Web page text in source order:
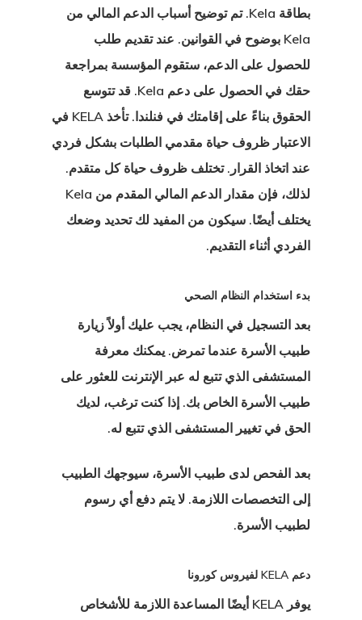
بطاقة Kela
. تم توضيح أسباب الدعم المالي من
Kela بوضوح في القوانين. عند تقديم طلب
للحصول على الدعم، ستقوم المؤسسة بمراجعة
حقك في الحصول على دعم Kela. قد تتوسع
الحقوق بناءً على إقامتك في فنلندا. تأخذ KELA في
الاعتبار ظروف حياة مقدمي الطلبات بشكل فردي
عند اتخاذ القرار. تختلف ظروف حياة كل متقدم.
لذلك، فإن مقدار الدعم المالي المقدم من Kela
يختلف أيضًا. سيكون من المفيد لك تحديد وضعك
الفردي أثناء التقديم.
بدء استخدام النظام الصحي
بعد التسجيل في النظام، يجب عليك أولاً زيارة
طبيب الأسرة عندما تمرض. يمكنك معرفة
المستشفى الذي تتبع له عبر الإنترنت للعثور على
طبيب الأسرة الخاص بك. إذا كنت ترغب، لديك
الحق في تغيير المستشفى الذي تتبع له.
بعد الفحص لدى طبيب الأسرة، سيوجهك الطبيب
إلى التخصصات اللازمة. لا يتم دفع أي رسوم
لطبيب الأسرة.
دعم KELA لفيروس كورونا
يوفر KELA أيضًا المساعدة اللازمة للأشخاص
استشارية
استشارية